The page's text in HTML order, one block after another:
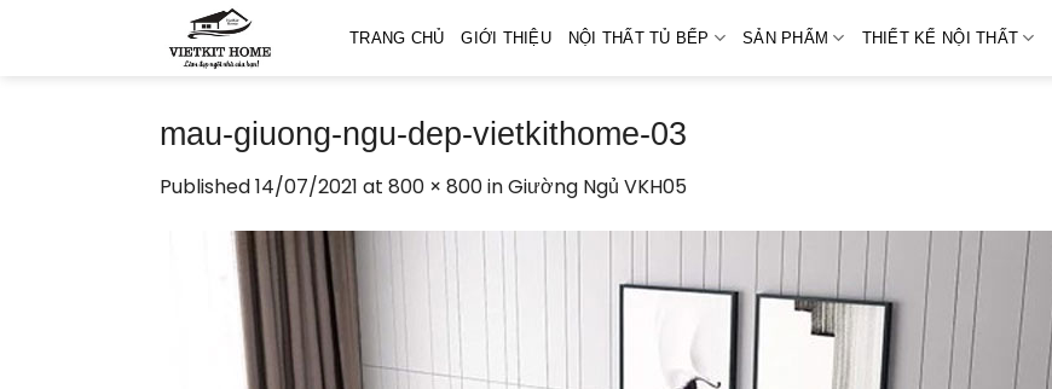
TRANG CHỦ GIỚI THIỆU NỘI THẤT TỦ BẾP SẢN PHẨM THIẾT KẾ NỘI THẤT
mau-giuong-ngu-dep-vietkithome-03
Published14/07/2021 at 800 × 800inGiường Ngủ VKH05